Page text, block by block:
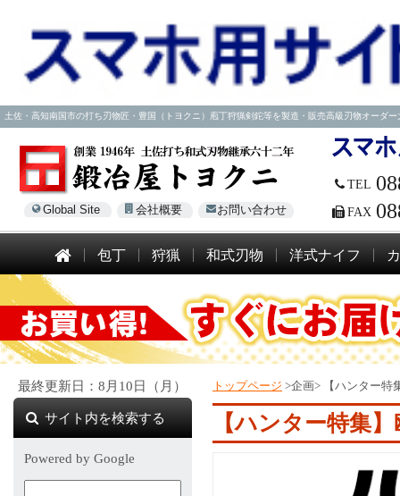
土佐・高知南国市の打ち刃物匠・豊国（トヨクニ）庖丁狩猟剣鉈等を製造・販売高級刃物オーダ
Global Site 会社概要 お問い合わせ
TEL
FAX
包丁 狩猟 和式刃物 洋式ナイフ
トップページ >企画> 【ハンター
【ハンター特集
最終更新日：8月10日（月）
サイト内を検索する
Powered by Google